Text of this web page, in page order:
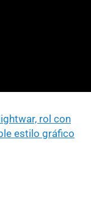
rol con
estilo gráfico